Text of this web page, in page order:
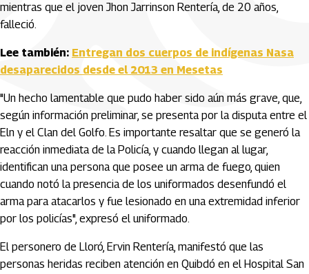
mientras que el joven Jhon Jarrinson Rentería, de 20 años,
falleció.
Lee también: Entregan dos cuerpos de indígenas Nasa
desaparecidos desde el 2013 en Mesetas
"Un hecho lamentable que pudo haber sido aún más grave, que,
según información preliminar, se presenta por la disputa entre el
Eln y el Clan del Golfo. Es importante resaltar que se generó la
reacción inmediata de la Policía, y cuando llegan al lugar,
identifican una persona que posee un arma de fuego, quien
cuando notó la presencia de los uniformados desenfundó el
arma para atacarlos y fue lesionado en una extremidad inferior
por los policías", expresó el uniformado.
El personero de Lloró, Ervin Rentería, manifestó que las
personas heridas reciben atención en Quibdó en el Hospital San